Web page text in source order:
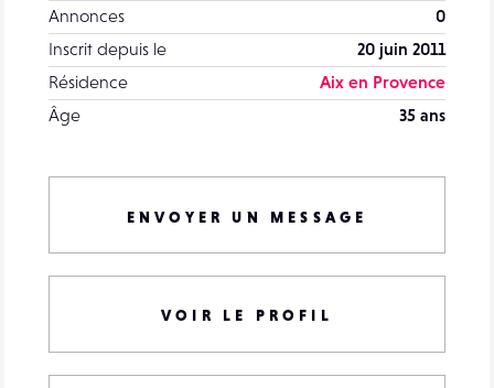
Annonces
0
Inscrit depuis le
20 juin 2011
Résidence
Aix en Provence
Âge
35 ans
ENVOYER UN MESSAGE
VOIR LE PROFIL